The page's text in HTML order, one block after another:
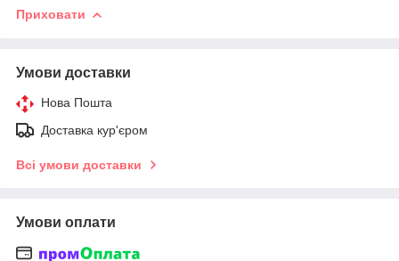
Приховати
Умови доставки
Нова Пошта
Доставка кур'єром
Всі умови доставки
Умови оплати